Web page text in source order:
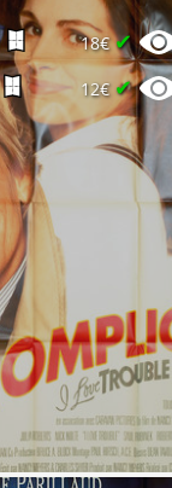
18€✔
12€ ✔